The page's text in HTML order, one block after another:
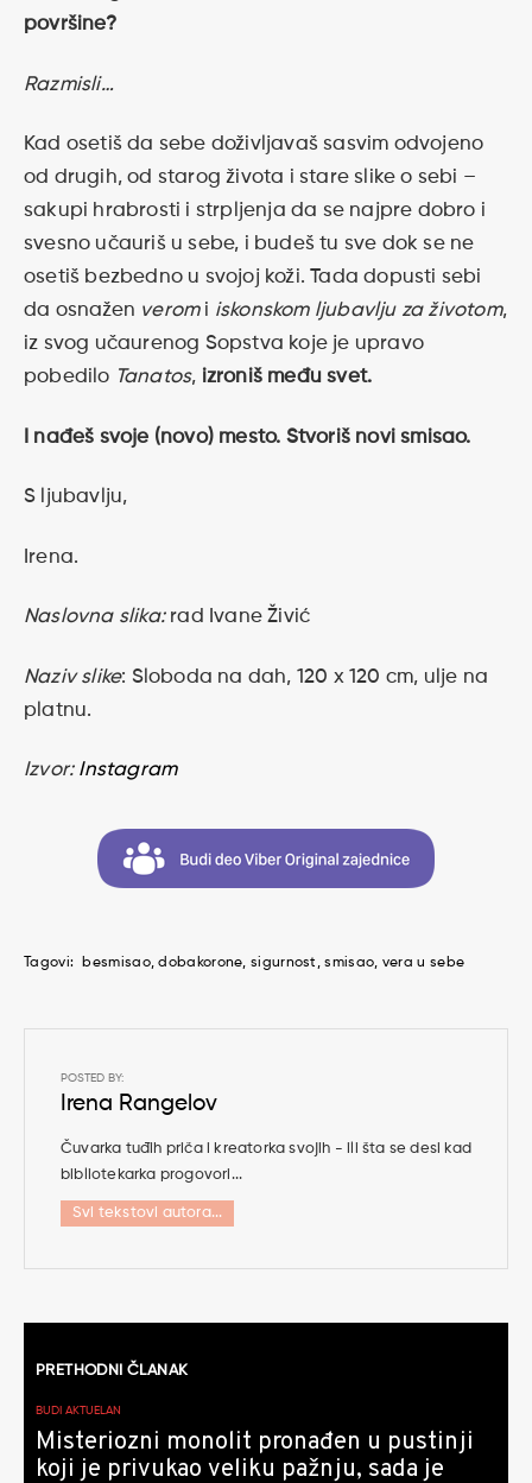
površine?
Razmisli…
Kad osetiš da sebe doživljavaš sasvim odvojeno
od drugih, od starog života i stare slike o sebi –
sakupi hrabrosti i strpljenja da se najpre dobro i
svesno učauriš u sebe, i budeš tu sve dok se ne
osetiš bezbedno u svojoj koži. Tada dopusti sebi
da osnažen verom i iskonskom ljubavlju za životom,
iz svog učaurenog Sopstva koje je upravo
pobedilo Tanatos, izroniš među svet.
I nađeš svoje (novo) mesto. Stvoriš novi smisao.
S ljubavlju,
Irena.
Naslovna slika: rad Ivane Živić
Naziv slike: Sloboda na dah, 120 x 120 cm, ulje na
platnu.
Izvor: Instagram
Tagovi: besmisao dobakorone sigurnost smisao vera u sebe
POSTED BY:
Irena Rangelov
Čuvarka tuđih priča i kreatorka svojih - ili šta se desi kad
bibliotekarka progovori...
Svi tekstovi autora...
članaka
PRETHODNI ČLANAK
BUDI AKTUELAN
Misteriozni monolit pronađen u pustinji
koji je privukao veliku pažnju, sada je